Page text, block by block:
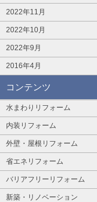
2022年11月
2022年10月
2022年9月
2016年4月
コンテンツ
水まわりリフォーム
内装リフォーム
外壁・屋根リフォーム
省エネリフォーム
バリアフリーリフォーム
新築・リノベーション